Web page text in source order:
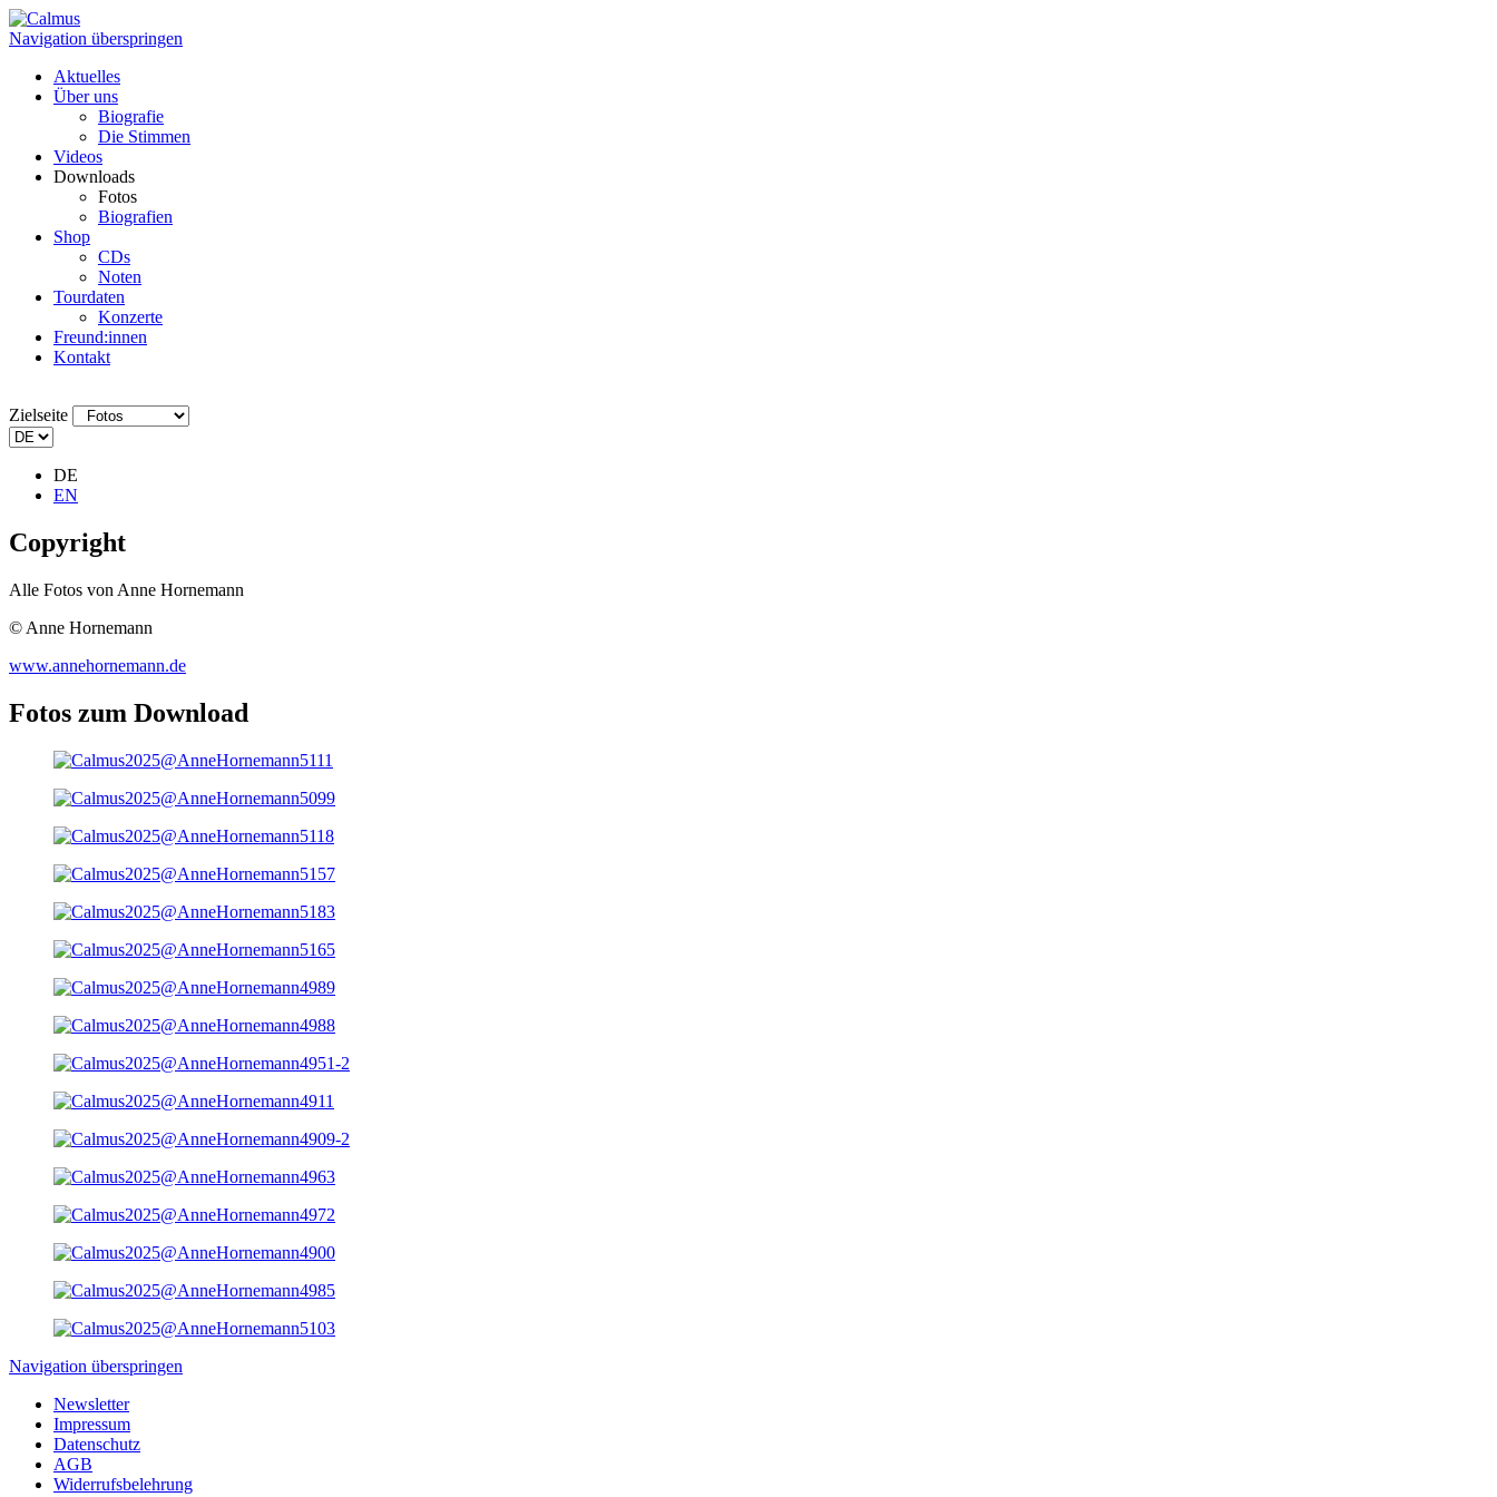
Navigation überspringen
Aktuelles
Über uns
Biografie
Die Stimmen
Videos
Downloads
Fotos
Biografien
Shop
CDs
Noten
Tourdaten
Konzerte
Freund:innen
Kontakt
Zielseite
DE
EN
Copyright
Alle Fotos von Anne Hornemann
© Anne Hornemann
www.annehornemann.de
Fotos zum Download
Navigation überspringen
Newsletter
Impressum
Datenschutz
AGB
Widerrufsbelehrung